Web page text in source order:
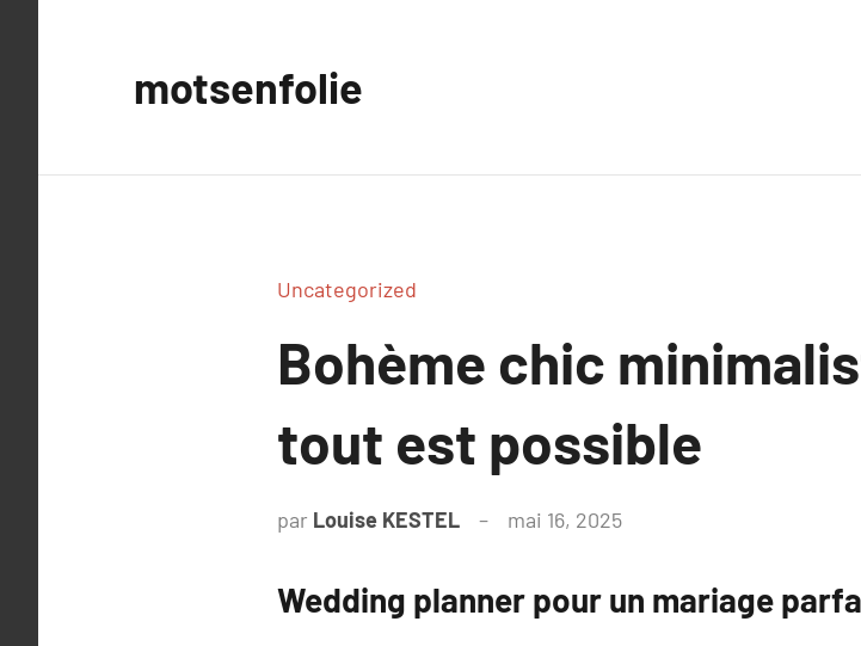
motsenfolie
Uncategorized
Bohème chic
tout est possible
par Louise KESTEL mai 16, 2025
Wedding planner pour un mariage